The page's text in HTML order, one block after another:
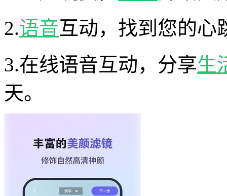
2.语音互动，找到您的心
3.在线语音互动，分享生
天。